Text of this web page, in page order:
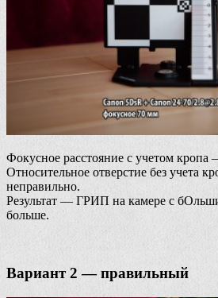
Фокусное расстояние с учетом кропа
Относительное отверстие без учета
неправильно.
Результат — ГРИП на камере с
больше.
Вариант 2 — правильный